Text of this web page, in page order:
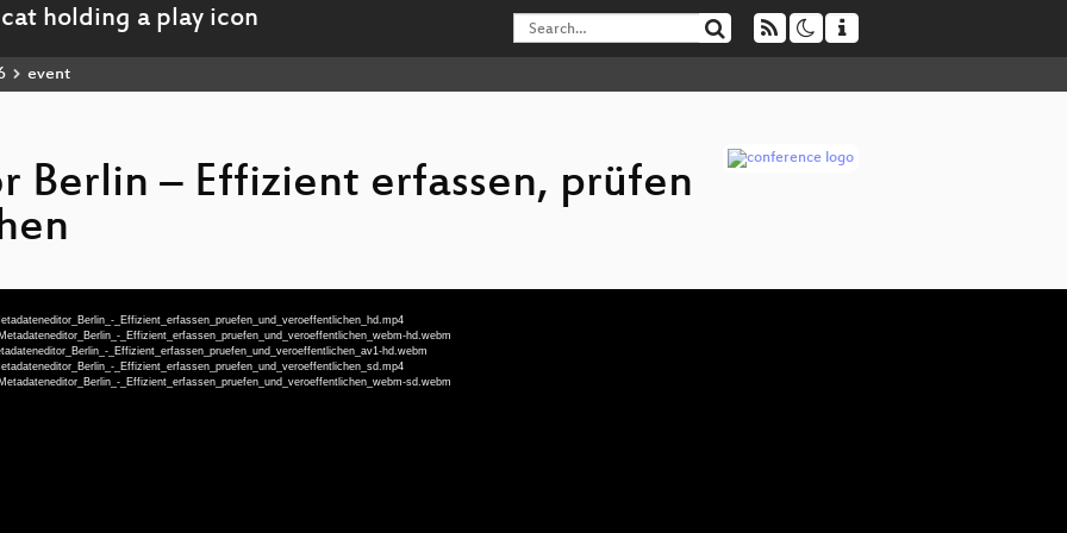
event
Berlin – Effizient erfassen, prüfen
_Effizient_erfassen_pruefen_und_veroeffentlichen_hd.mp4
_Effizient_erfassen_pruefen_und_veroeffentlichen_webm-hd.webm
_Effizient_erfassen_pruefen_und_veroeffentlichen_av1-hd.webm
_Effizient_erfassen_pruefen_und_veroeffentlichen_sd.mp4
_Effizient_erfassen_pruefen_und_veroeffentlichen_webm-sd.webm